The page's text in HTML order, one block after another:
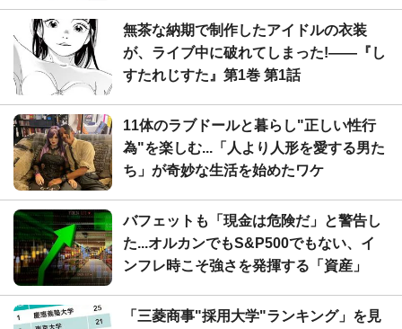
無茶な納期で制作したアイドルの衣装
が、ライブ中に破れてしまった!――『し
すたれじすた』第1巻 第1話
11体のラブドールと暮らし"正しい性行
為"を楽しむ...「人より人形を愛する男た
ち」が奇妙な生活を始めたワケ
バフェットも「現金は危険だ」と警告し
た...オルカンでもS&P500でもない、イ
ンフレ時こそ強さを発揮する「資産」
「三菱商事"採用大学"ランキング」を見